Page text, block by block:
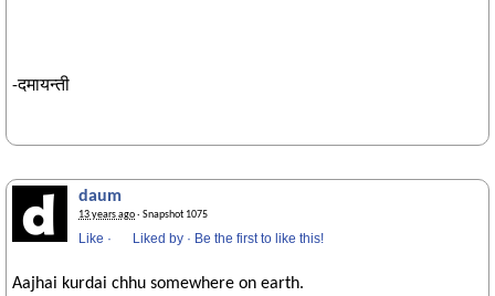
-दमायन्ती
daum
13 years ago· Snapshot 1075
Like · Liked by · Be the first to like this!
Aajhai kurdai chhu somewhere on earth.